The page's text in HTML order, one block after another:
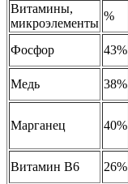
Витамины,
микроэлементы
%
Фосфор 43%
Медь
38%
Марганец 40%
Витамин В6
26%